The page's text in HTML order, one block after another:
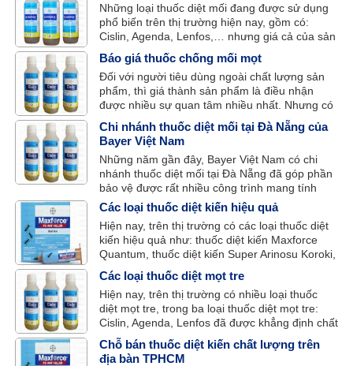
Những loại thuốc diệt mối đang được sử dụng
phổ biến trên thị trường hiện nay, gồm có:
Cislin, Agenda, Lenfos,… nhưng giá cả của sản
phẩm lại ít ai biết đến. Sau đây, là bảng báo giá
thuốc phòng chống mối của 3 loại thuốc tiêu
biểu trên.
Báo giá thuốc chống mối mọt
Đối với người tiêu dùng ngoài chất lượng sản
phẩm, thì giá thành sản phẩm là điều nhận
được nhiều sự quan tâm nhiều nhất. Nhưng có
rất ít các cửa hàng, nhà phấn phối báo giá
thuốc chống mối mọt một cách cụ thể và chính
xác nhằm đáp ứng nhu cầu thông tin cho khách
hàng.
Chi nhánh thuốc diệt mối tại Đà Nẵng của
Bayer Việt Nam
Những năm gần đây, Bayer Việt Nam có chi
nhánh thuốc diệt mối tại Đà Nẵng đã góp phần
bảo vệ được rất nhiều công trình mang tính
trọng điểm của Đà Nẵng tránh được sự đe dọa,
xâm hại của mối mọt.
Các loại thuốc diệt kiến hiệu quả
Hiện nay, trên thị trường có các loại thuốc diệt
kiến hiệu quả như: thuốc diệt kiến Maxforce
Quantum, thuốc diệt kiến Super Arinosu Koroki,
… Đây đều là những loại thuốc diệt kiến khá
quen thuộc với người tiêu dùng, được nhiều
người tiêu dùng khắp mọi nơi lựa chọn khi có
nhu cầu sử dụng.
Các loại thuốc diệt mọt tre
Hiện nay, trên thị trường có nhiều loại thuốc
diệt mọt tre, trong ba loại thuốc diệt mọt tre:
Cislin, Agenda, Lenfos đã được khẳng định chất
lượng thực tế qua đánh giá của khách hàng.
Chỗ bán thuốc diệt kiến chất lượng trên
địa bàn TPHCM